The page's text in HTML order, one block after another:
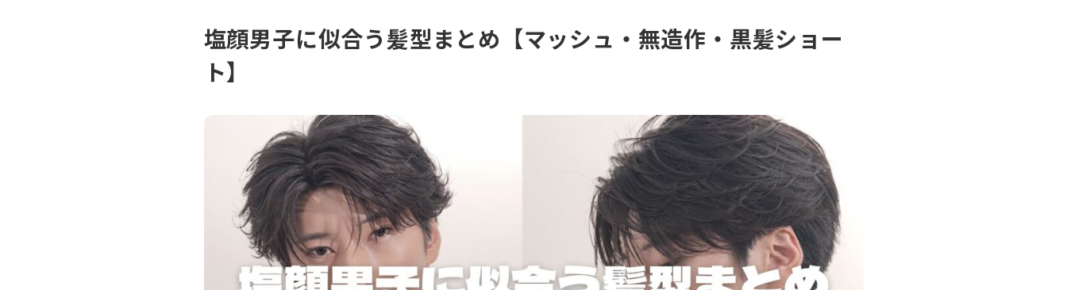
塩顔男子に似合う髪型まとめ【マッシュ・無造作・黒髪ショー
ト】